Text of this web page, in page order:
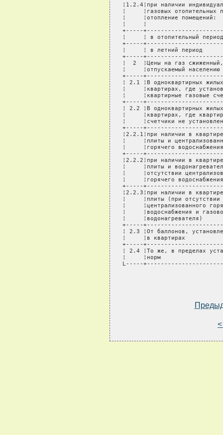
¦1.2.4¦при наличии
¦     ¦газовых
¦     ¦отопление
¦     ¦
+-----
¦     ¦ в отопительный
+-----
¦     ¦ в летний
+-----
¦  2  ¦Цены на газ
¦     ¦отпускаемый
+-----
¦ 2.1 ¦В одноквартирных
¦     ¦квартирах, где
¦     ¦квартирные
+-----
¦ 2.2 ¦В
¦     ¦квартирах, где
¦     ¦счетчики не
+-----
¦2.2.1¦при наличии в
¦     ¦плиты и
¦     ¦горячего
+-----
¦2.2.2¦при наличии в
¦     ¦плиты и
¦     ¦отсутствии
¦     ¦горячего
+-----
¦2.2.3¦при наличии в
¦     ¦плиты (при
¦
¦     ¦водоснабжения и
¦
+-----
¦ 2.3 ¦От баллонов,
¦     ¦в квартирах
+-----
¦ 2.4 ¦То же, в пределах
¦     ¦норм
L-----